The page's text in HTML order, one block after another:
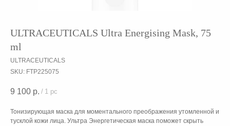
ULTRACEUTICALS Ultra Energising Mask, 75
ml
ULTRACEUTICALS
SKU: FTP225075
9 100 р. / 1 pc
Тонизирующая маска для моментального преображения утомленной и
тусклой кожи лица. Ультра Энергетическая маска поможет скрыть